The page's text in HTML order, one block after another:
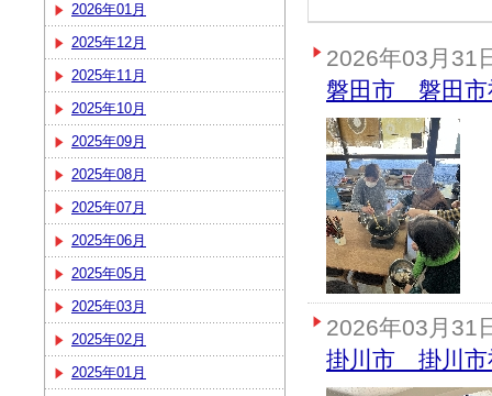
2026年01月
2025年12月
2025年11月
2025年10月
2025年09月
2025年08月
2025年07月
2025年06月
2025年05月
2025年03月
2025年02月
2025年01月
2026年03月31
磐田市 磐田市
2026年03月31
掛川市 掛川市